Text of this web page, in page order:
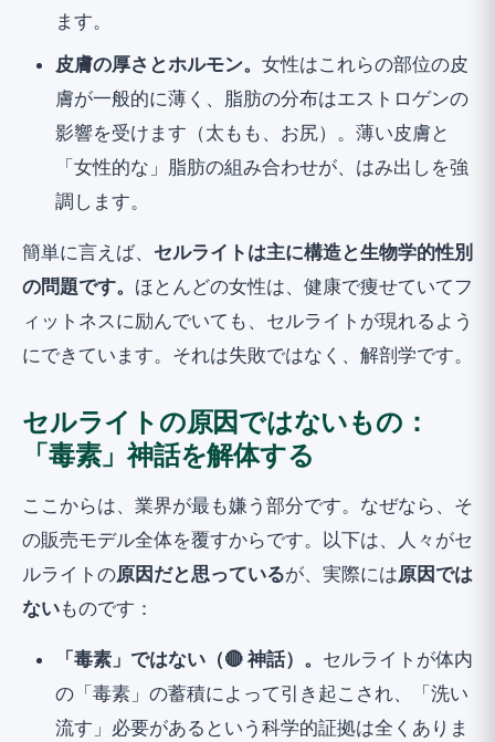
ます。
皮膚の厚さとホルモン。 女性はこれらの部位の皮
膚が一般的に薄く、脂肪の分布はエストロゲンの
影響を受けます（太もも、お尻）。薄い皮膚と
「女性的な」脂肪の組み合わせが、はみ出しを強
調します。
簡単に言えば、 セルライトは主に構造と生物学的性別
の問題です。 ほとんどの女性は、健康で痩せていてフ
ィットネスに励んでいても、セルライトが現れるよう
にできています。それは失敗ではなく、解剖学です。
セルライトの原因ではないもの：
「毒素」神話を解体する
ここからは、業界が最も嫌う部分です。なぜなら、そ
の販売モデル全体を覆すからです。以下は、人々がセ
ルライトの原因だと思っているが、実際には原因では
ないものです：
「毒素」ではない（🔴 神話）。 セルライトが体内
の「毒素」の蓄積によって引き起こされ、「洗い
流す」必要があるという科学的証拠は全くありま